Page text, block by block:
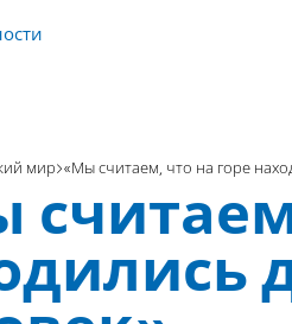
мир «Мы считаем, что на горе